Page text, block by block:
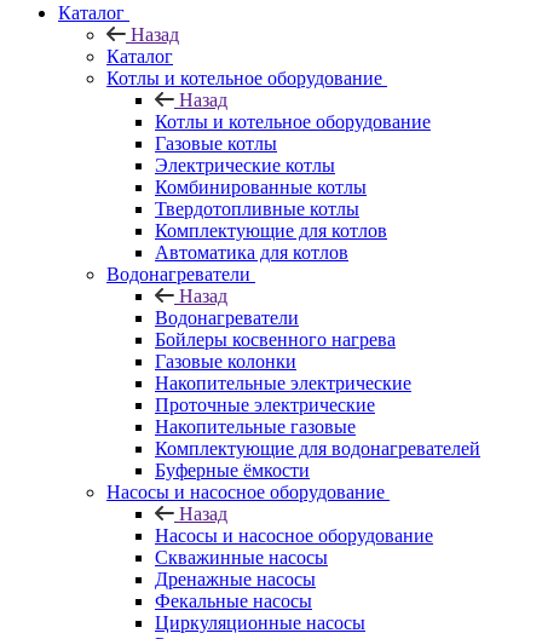
Каталог
Назад
Каталог
Котлы и котельное оборудование
Назад
Котлы и котельное оборудование
Газовые котлы
Электрические котлы
Комбинированные котлы
Твердотопливные котлы
Комплектующие для котлов
Автоматика для котлов
Водонагреватели
Назад
Водонагреватели
Бойлеры косвенного нагрева
Газовые колонки
Накопительные электрические
Проточные электрические
Накопительные газовые
Комплектующие для водонагревателей
Буферные ёмкости
Насосы и насосное оборудование
Назад
Насосы и насосное оборудование
Скважинные насосы
Дренажные насосы
Фекальные насосы
Циркуляционные насосы